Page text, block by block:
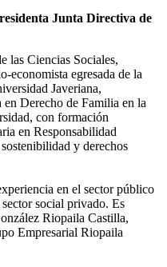
Junta Directiva de
las Ciencias Sociales,
economista egresada de la
Javeriana,
en Derecho de Familia en la
con formación
en Responsabilidad
y derechos
en el sector público
social privado. Es
Riopaila Castilla,
Empresarial Riopaila